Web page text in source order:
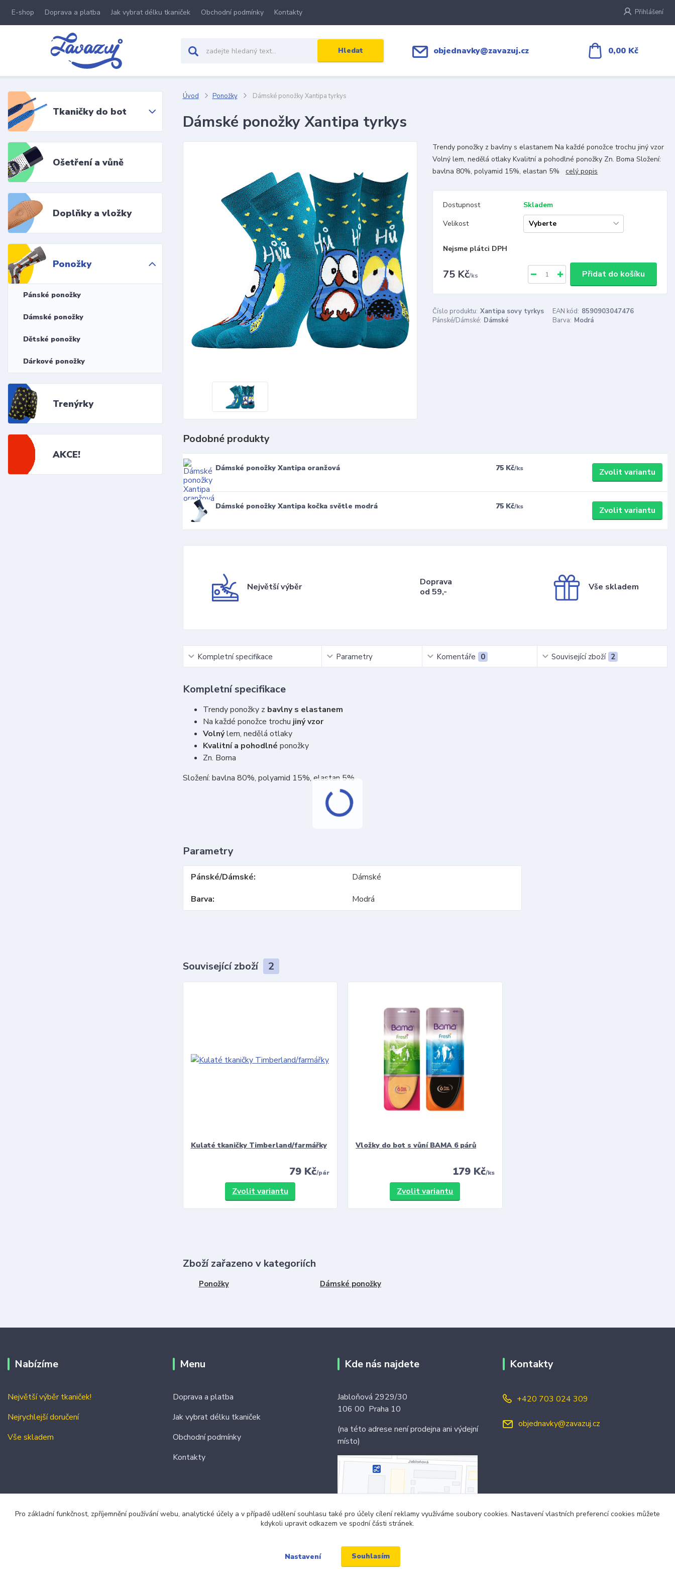
E-shop Doprava a platba Jak vybrat délku tkaniček Obchodní podmínky Kontakty Přihlášení
Hledat objednavky@zavazuj.cz 0,00 Kč
Tkaničky do bot
Ošetření a vůně
Doplňky a vložky
Ponožky
Pánské ponožky
Dámské ponožky
Dětské ponožky
Dárkové ponožky
Trenýrky
AKCE!
Úvod Ponožky Dámské ponožky Xantipa tyrkys
Dámské ponožky Xantipa tyrkys
Trendy ponožky z bavlny s elastanem Na každé ponožce trochu jiný vzor
Volný lem, nedělá otlaky Kvalitní a pohodlné ponožky Zn. Boma Složení:
bavlna 80%, polyamid 15%, elastan 5%celý popis
Dostupnost
Skladem
Velikost
Nejsme plátci DPH
75 Kč/ks Přidat do košíku
Číslo produktu: Xantipa sovy tyrkys EAN kód: 8590903047476
Pánské/Dámské: Dámské Barva: Modrá
Podobné produkty
Dámské ponožky Xantipa oranžová 75 Kč/ks Zvolit variantu
Dámské ponožky Xantipa kočka světle modrá 75 Kč/ks Zvolit variantu
Největší výběr
Doprava
od 59,-
Vše skladem
Kompletní specifikace Parametry Komentáře 0 Související zboží 2
Kompletní specifikace
Trendy ponožky z bavlny s elastanem
Na každé ponožce trochu jiný vzor
Volnýlem, nedělá otlaky
Kvalitní a pohodlné ponožky
Zn. Boma
Složení: bavlna 80%, polyamid 15%, elastan 5%
Parametry
Pánské/Dámské
Dámské
Barva
Modrá
Související zboží 2
Kulaté tkaničky Timberland/farmářky
79 Kč/pár
Zvolit variantu
Vložky do bot s vůní BAMA 6 párů
179 Kč/ks
Zvolit variantu
Zboží zařazeno v kategoriích
Ponožky Dámské ponožky
Nabízíme
Největší výběr tkaniček!
Nejrychlejší doručení
Vše skladem
Menu
Doprava a platba
Jak vybrat délku tkaniček
Obchodní podmínky
Kontakty
Kde nás najdete
Jabloňová 2929/30
106 00 Praha 10
(na této adrese není prodejna ani výdejní
místo)
Kontakty
+420 703 024 309
objednavky@zavazuj.cz
Pro základní funkčnost, zpříjemnění používání webu, analytické účely a v případě udělení souhlasu také pro účely cílení reklamy využíváme soubory cookies. Nastavení vlastních preferencí cookies můžete
kdykoli upravit odkazem ve spodní části stránek.
Nastavení Souhlasím